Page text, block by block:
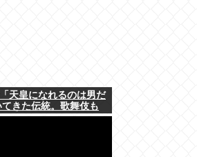
天皇になれるのは男だ
きた伝統。歌舞伎も